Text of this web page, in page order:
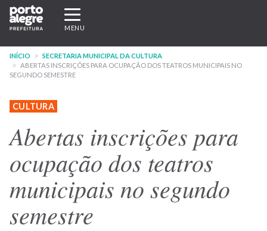
Pular
para
conteúdo
principal
Expandir/recolher
navegação
MENU
INÍCIO
SECRETARIA MUNICIPAL DA CULTURA
ABERTAS INSCRIÇÕES PARA OCUPAÇÃO DOS TEATROS MUNICIPAIS NO
SEGUNDO SEMESTRE
CULTURA
Abertas inscrições para
ocupação dos teatros
municipais no segundo
semestre